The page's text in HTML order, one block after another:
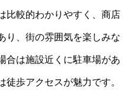
比較的わかりやすく、商店
り、街の雰囲気を楽しみな
合は施設近くに駐車場があ
徒歩アクセスが魅力です。